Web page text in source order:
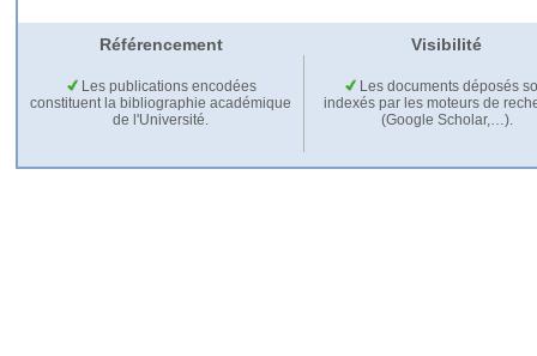
Référencement Visibilité
Les publications encodées
constituent la bibliographie académique
de l'Université.
Les documents déposés
indexés par les moteurs de
(Google Scholar,…).